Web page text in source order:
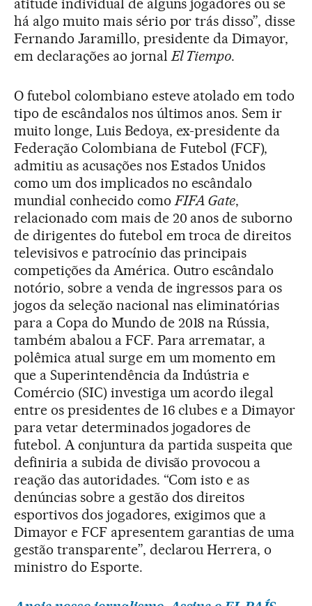
atitude individual de alguns jogadores ou se
há algo muito mais sério por trás disso”, disse
Fernando Jaramillo, presidente da Dimayor,
em declarações ao jornalEl Tiempo.
O futebol colombiano esteve atolado em todo
tipo de escândalos nos últimos anos. Sem ir
muito longe, Luis Bedoya, ex-presidente da
Federação Colombiana de Futebol (FCF),
admitiu as acusações nos Estados Unidos
como um dos implicados no escândalo
mundial conhecido comoFIFA Gate,
relacionado com mais de 20 anos de suborno
de dirigentes do futebol em troca de direitos
televisivos e patrocínio das principais
competições da América. Outro escândalo
notório, sobre a venda de ingressos para os
jogos da seleção nacional nas eliminatórias
para a Copa do Mundo de 2018 na Rússia,
também abalou a FCF. Para arrematar, a
polêmica atual surge em um momento em
que a Superintendência da Indústria e
Comércio (SIC) investiga um acordo ilegal
entre os presidentes de 16 clubes e a Dimayor
para vetar determinados jogadores de
futebol. A conjuntura da partida suspeita que
definiria a subida de divisão provocou a
reação das autoridades. “Com isto e as
denúncias sobre a gestão dos direitos
esportivos dos jogadores, exigimos que a
Dimayor e FCF apresentem garantias de uma
gestão transparente”, declarou Herrera, o
ministro do Esporte.